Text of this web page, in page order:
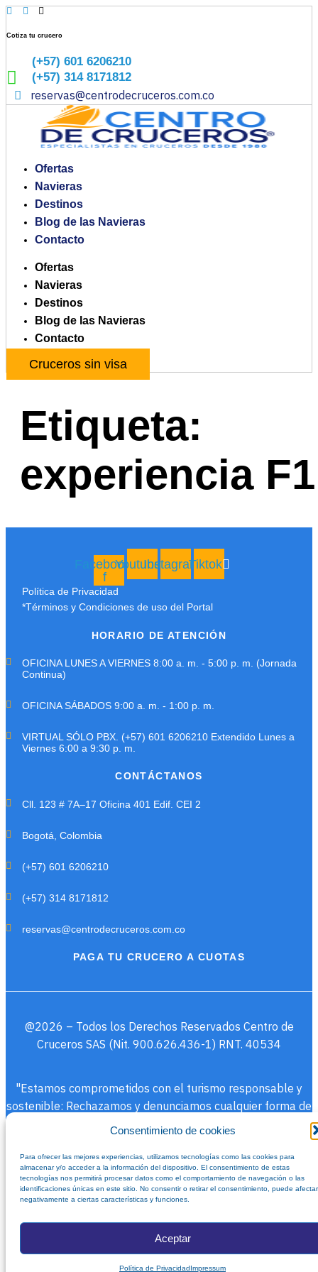
Consentimiento de cookies
Para ofrecer las mejores experiencias, utilizamos tecnologías como las cookies para
almacenar y/o acceder a la información del dispositivo. El consentimiento de estas
tecnologías nos permitirá procesar datos como el comportamiento de navegación o las
identificaciones únicas en este sitio. No consentir o retirar el consentimiento, puede afectar
negativamente a ciertas características y funciones.
Aceptar
Política de PrivacidadImpressum
Ir
contenido
Cotiza tu crucero
(+57) 601 6206210
(+57) 314 8171812
reservas@centrodecruceros.com.co
Ofertas
Navieras
Destinos
Blog de las Navieras
Contacto
Ofertas
Navieras
Destinos
Blog de las Navieras
Contacto
Cruceros sin visa
Etiqueta:
experiencia F1
Facebook-
f
YoutubeInstagramTiktok
Política de Privacidad
*Términos y Condiciones de uso del Portal
HORARIO DE ATENCIÓN
OFICINA LUNES A VIERNES 8:00 a. m. - 5:00 p. m. (Jornada
Continua)
OFICINA SÁBADOS 9:00 a. m. - 1:00 p. m.
VIRTUAL SÓLO PBX. (+57) 601 6206210 Extendido Lunes a
Viernes 6:00 a 9:30 p. m.
CONTÁCTANOS
Cll. 123 # 7A–17 Oficina 401 Edif. CEI 2
Bogotá, Colombia
(+57) 601 6206210
(+57) 314 8171812
reservas@centrodecruceros.com.co
PAGA TU CRUCERO A CUOTAS
@2026 – Todos los Derechos Reservados Centro de
Cruceros SAS (Nit. 900.626.436-1) RNT. 40534
"Estamos comprometidos con el turismo responsable y
sostenible: Rechazamos y denunciamos cualquier forma de
explotación sexual y comercial de menores de edad
Afiliados a ANATO